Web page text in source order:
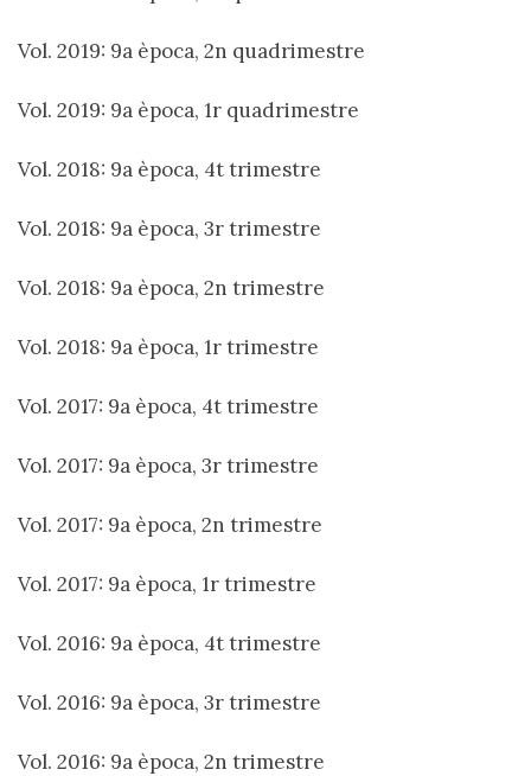
Vol. 2019: 9a època, 2n quadrimestre
Vol. 2019: 9a època, 1r quadrimestre
Vol. 2018: 9a època, 4t trimestre
Vol. 2018: 9a època, 3r trimestre
Vol. 2018: 9a època, 2n trimestre
Vol. 2018: 9a època, 1r trimestre
Vol. 2017: 9a època, 4t trimestre
Vol. 2017: 9a època, 3r trimestre
Vol. 2017: 9a època, 2n trimestre
Vol. 2017: 9a època, 1r trimestre
Vol. 2016: 9a època, 4t trimestre
Vol. 2016: 9a època, 3r trimestre
Vol. 2016: 9a època, 2n trimestre